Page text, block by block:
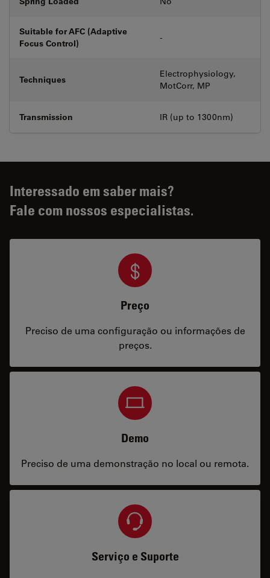
Suitable for AFC (Adaptive
Focus Control)
-
Techniques
Electrophysiology,
MotCorr, MP
Transmission IR (up to 1300nm)
Interessado em saber mais?
Fale com nossos especialistas.
Preço
Preciso de uma configuração ou informações de
preços.
Demo
Preciso de uma demonstração no local ou remota.
Serviço e Suporte